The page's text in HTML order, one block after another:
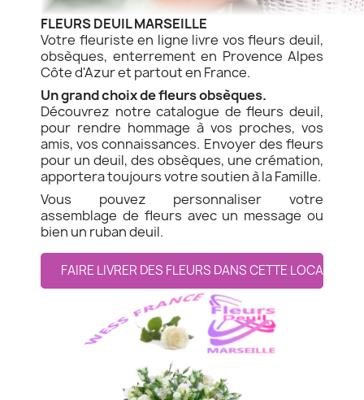
FLEURS DEUIL MARSEILLE
Votre fleuriste en ligne livre vos fleurs deuil,
obsèques, enterrement en Provence Alpes
Côte d'Azur et partout en France.
Un grand choix de fleurs obsèques.
Découvrez notre catalogue de fleurs deuil,
pour rendre hommage à vos proches, vos
amis, vos connaissances. Envoyer des fleurs
pour un deuil, des obsèques, une crémation,
apportera toujours votre soutien à la Famille.
Vous pouvez personnaliser votre
assemblage de fleurs avec un message ou
bien un ruban deuil.
FAIRE LIVRER DES FLEURS DANS CETTE LOCALITE